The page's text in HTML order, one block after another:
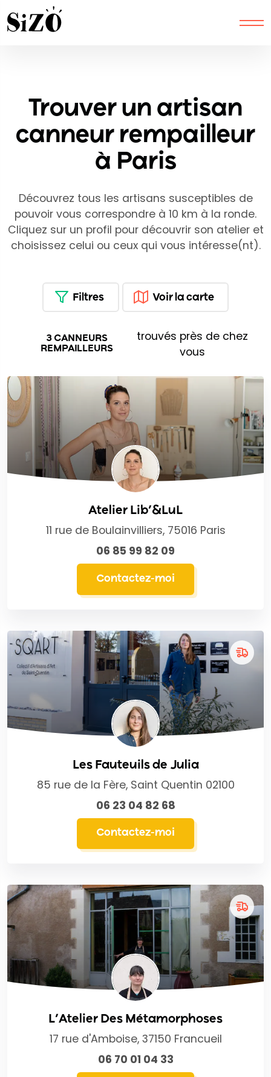
Latitude from session:
Longitude from session:
Trouver un artisan
canneur rempailleur
à Paris
Découvrez tous les artisans susceptibles de
pouvoir vous correspondre à 10 km à la ronde.
Cliquez sur un profil pour découvrir son atelier et
choisissez celui ou ceux qui vous intéresse(nt).
Filtres Voir la carte
3 CANNEURS
REMPAILLEURS
trouvés près de chez
vous
Atelier Lib’&LuL
11 rue de Boulainvilliers, 75016 Paris
06 85 99 82 09
Contactez-moi
Les Fauteuils de Julia
85 rue de la Fère, Saint Quentin 02100
06 23 04 82 68
Contactez-moi
L’Atelier Des Métamorphoses
17 rue d'Amboise, 37150 Francueil
06 70 01 04 33